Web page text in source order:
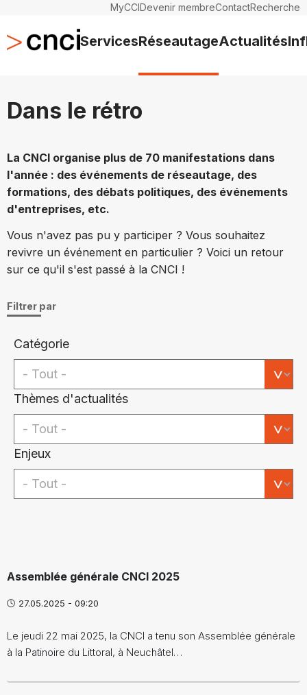
MyCCIDevenir membreContactRecherche
ServicesRéseautageActualités
Dans le rétro
La CNCI organise plus de 70 manifestations dans
l'année : des événements de réseautage, des
formations, des débats politiques, des événements
d'entreprises, etc.
Vous n'avez pas pu y participer ? Vous souhaitez
revivre un événement en particulier ? Voici un retour
sur ce qu'il s'est passé à la CNCI !
Filtrer par
Catégorie
Thèmes d'actualités
Enjeux
Assemblée générale CNCI 2025
27.05.2025 - 09:20
Le jeudi 22 mai 2025, la CNCI a tenu son Assemblée générale
à la Patinoire du Littoral, à Neuchâtel…